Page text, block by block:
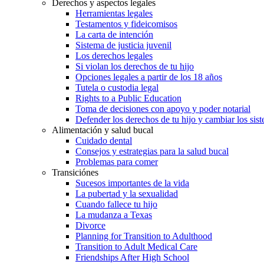
Derechos y aspectos legales
Herramientas legales
Testamentos y fideicomisos
La carta de intención
Sistema de justicia juvenil
Los derechos legales
Si violan los derechos de tu hijo
Opciones legales a partir de los 18 años
Tutela o custodia legal
Rights to a Public Education
Toma de decisiones con apoyo y poder notarial
Defender los derechos de tu hijo y cambiar los
Alimentación y salud bucal
Cuidado dental
Consejos y estrategias para la salud bucal
Problemas para comer
Transiciónes
Sucesos importantes de la vida
La pubertad y la sexualidad
Cuando fallece tu hijo
La mudanza a Texas
Divorce
Planning for Transition to Adulthood
Transition to Adult Medical Care
Friendships After High School